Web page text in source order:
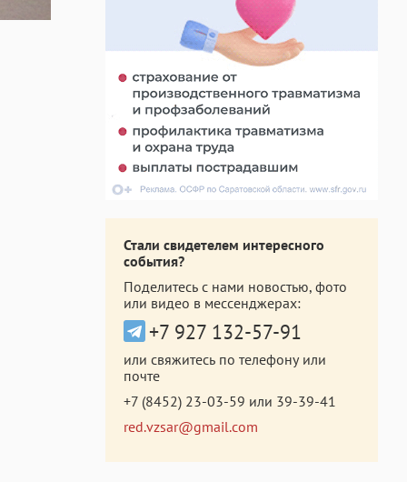
Стали свидетелем интересного
события?
Поделитесь с нами новостью, фото
или видео в мессенджерах:
+7 927 132-57-91
или свяжитесь по телефону или
почте
+7 (8452) 23-03-59 или 39-39-41
red.vzsar@gmail.com